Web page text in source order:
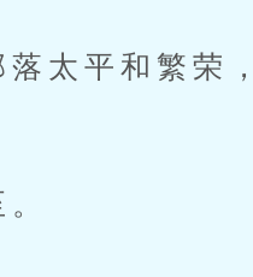
太平和繁荣，